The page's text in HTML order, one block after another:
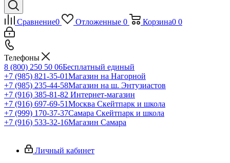
Сравнение0 Отложенные 0 Корзина0 0
Телефоны
8 (800) 250 50 06Бесплатный единый
+7 (985) 821-35-01Магазин на Нагорной
+7 (985) 235-44-58Магазин на ш. Энтузиастов
+7 (916) 385-81-82 Интернет-магазин
+7 (916) 697-69-51Москва Скейтпарк и школа
+7 (999) 170-37-37Самара Скейтпарк и школа
+7 (916) 533-32-16Магазин Самара
Личный кабинет